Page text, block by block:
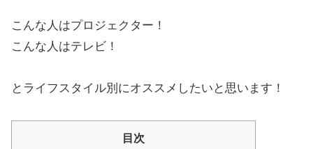
こんな人はプロジェクター！
こんな人はテレビ！
とライフスタイル別にオススメしたいと思います！
目次